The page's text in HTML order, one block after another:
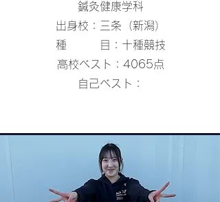
鍼灸健康学科
出身校：三条（新潟）
種 目：十種競技
高校ベスト：4065点
​自己ベスト：